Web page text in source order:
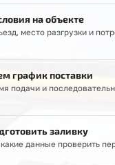
на объекте
место разгрузки и
график поставки
подачи и
заливку
данные проверить